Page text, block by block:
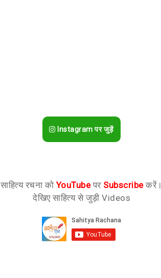
Instagram पर जुड़ें
साहित्य रचना कोYouTubeपर Subscribeकरें।
देखिए साहित्य से जुड़ी Videos